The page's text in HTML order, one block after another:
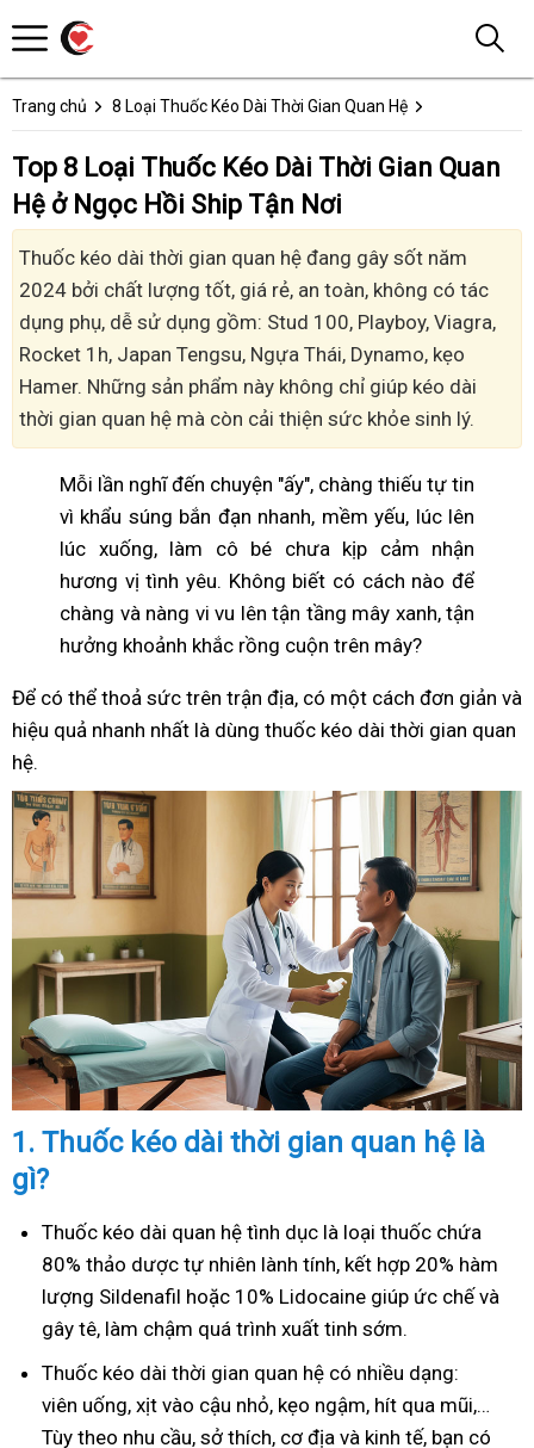
Trang chủ 8 Loại Thuốc Kéo Dài Thời Gian Quan Hệ
Top 8 Loại Thuốc Kéo Dài Thời Gian Quan
Hệ ở Ngọc Hồi Ship Tận Nơi
Thuốc kéo dài thời gian quan hệ đang gây sốt năm
2024 bởi chất lượng tốt, giá rẻ, an toàn, không có tác
dụng phụ, dễ sử dụng gồm: Stud 100, Playboy, Viagra,
Rocket 1h, Japan Tengsu, Ngựa Thái, Dynamo, kẹo
Hamer. Những sản phẩm này không chỉ giúp kéo dài
thời gian quan hệ mà còn cải thiện sức khỏe sinh lý.
Mỗi lần nghĩ đến chuyện "ấy", chàng thiếu tự tin
vì khẩu súng bắn đạn nhanh, mềm yếu, lúc lên
lúc xuống, làm cô bé chưa kịp cảm nhận
hương vị tình yêu. Không biết có cách nào để
chàng và nàng vi vu lên tận tầng mây xanh, tận
hưởng khoảnh khắc rồng cuộn trên mây?
Để có thể thoả sức trên trận địa, có một cách đơn giản và
hiệu quả nhanh nhất là dùng thuốc kéo dài thời gian quan
hệ.
1. Thuốc kéo dài thời gian quan hệ là
gì?
Thuốc kéo dài quan hệ tình dục là loại thuốc chứa
80% thảo dược tự nhiên lành tính, kết hợp 20% hàm
lượng Sildenafil hoặc 10% Lidocaine giúp ức chế và
gây tê, làm chậm quá trình xuất tinh sớm.
Thuốc kéo dài thời gian quan hệ có nhiều dạng:
viên uống, xịt vào cậu nhỏ, kẹo ngậm, hít qua mũi,…
Tùy theo nhu cầu, sở thích, cơ địa và kinh tế, bạn có